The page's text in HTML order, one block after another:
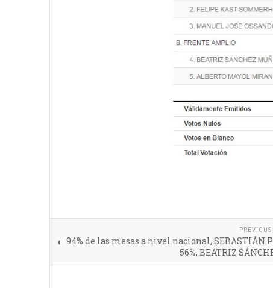
94% de las mesas a nivel nacional, SEBASTIÁN
56%, BEATRIZ